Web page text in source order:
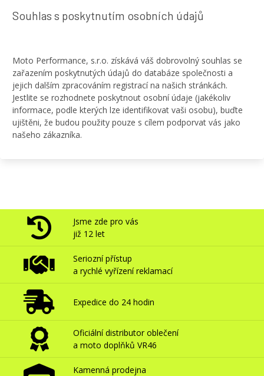
Souhlas s poskytnutím osobních údajů
Moto Performance, s.r.o. získává váš dobrovolný souhlas se
zařazením poskytnutých údajů do databáze společnosti a
jejich dalším zpracováním registrací na našich stránkách.
Jestlite se rozhodnete poskytnout osobní údaje (jakékoliv
informace, podle kterých lze identifikovat vaši osobu), buďte
ujištěni, že budou použity pouze s cílem podporvat vás jako
našeho zákazníka.
Jsme zde pro vás
již 12 let
Seriozní přístup
a rychlé vyřízení reklamací
Expedice do 24 hodin
Oficiální distributor oblečení
a moto doplňků VR46
Kamenná prodejna